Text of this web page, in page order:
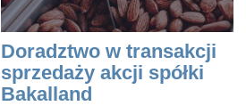
Doradztwo w transakcji
sprzedaży akcji spółki
Bakalland